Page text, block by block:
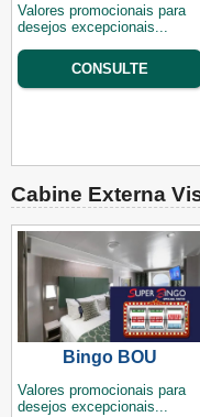
Valores promocionais para
desejos excepcionais...
CONSULTE
Cabine Externa
Bingo BOU
Valores promocionais para
desejos excepcionais...